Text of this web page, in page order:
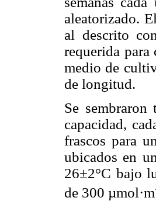
aleatorizado.
al descrito
requerida para
medio de
de longitud.
Se
capacidad,
frascos para
ubicados en
26±2°C bajo
de 300 µmol·m